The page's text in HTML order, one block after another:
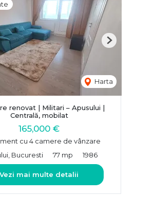
Harta
Next
renovat | Militari – Apusului |
Centrală, mobilat
165,000 €
cu 4 camere de vânzare
Bucuresti
77 mp 1986
Vezi mai multe detalii